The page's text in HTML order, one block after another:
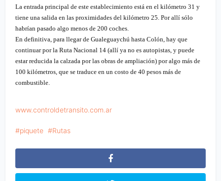
La entrada principal de este establecimiento está en el kilómetro 31 y
tiene una salida en las proximidades del kilómetro 25. Por allí sólo
habrían pasado algo menos de 200 coches.
En definitiva, para llegar de Gualeguaychú hasta Colón, hay que
continuar por la Ruta Nacional 14 (allí ya no es autopistas, y puede
estar reducida la calzada por las obras de ampliación) por algo más de
100 kilómetros, que se traduce en un costo de 40 pesos más de
combustible.
www.controldetransito.com.ar
piquete Rutas